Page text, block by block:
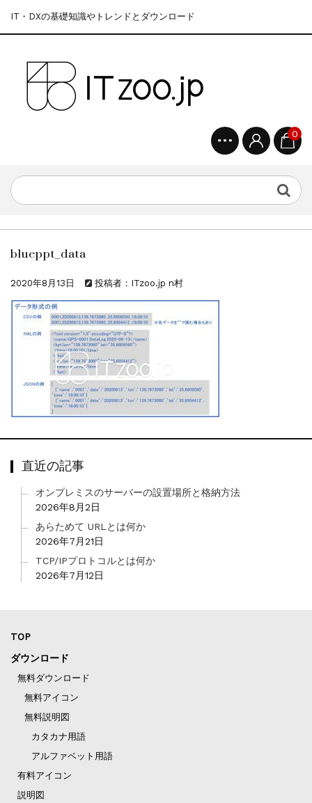
IT・DXの基礎知識やトレンドとダウンロード
0
blueppt_data
2020年8月13日 投稿者：ITzoo.jp n村
直近の記事
オンプレミスのサーバーの設置場所と格納方法
2026年8月2日
あらためて URLとは何か
2026年7月21日
TCP/IPプロトコルとは何か
2026年7月12日
TOP
ダウンロード
無料ダウンロード
無料アイコン
無料説明図
カタカナ用語
アルファベット用語
有料アイコン
説明図